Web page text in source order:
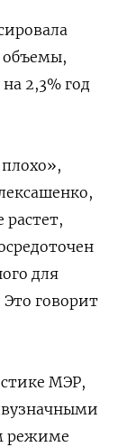
объемы,
2,3% год
для
говорит
МЭР,
режиме